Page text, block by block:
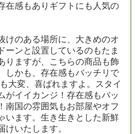
在感もありギフトにも人気の
けのある場所に、大きめのオ
ーンと設置しているのもたま
りますが、こちらの商品も飾
しかも、存在感もバッチリで
大変、喜ばれますよ。スタイ
がイイカンジ！存在感もバッ
南国の雰囲気もお部屋やオフ
います。生き生きとした新鮮
けいたします。